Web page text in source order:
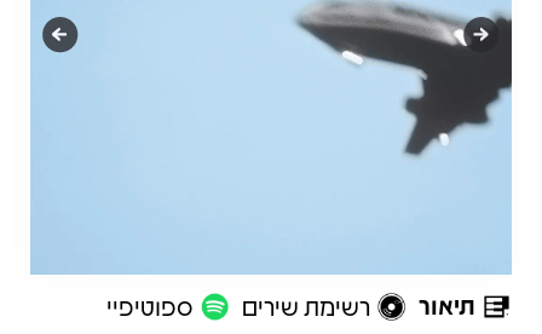
תיאור רשימת שירים ספוטיפיי